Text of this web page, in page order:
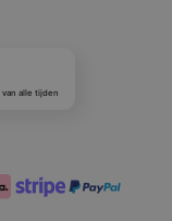
van alle tijden